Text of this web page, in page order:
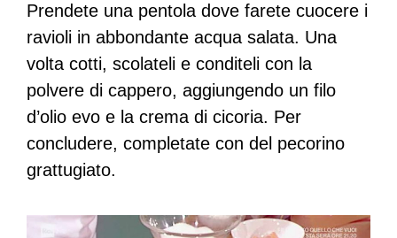
Prendete una pentola dove farete cuocere i
ravioli in abbondante acqua salata. Una
volta cotti, scolateli e conditeli con la
polvere di cappero, aggiungendo un filo
d’olio evo e la crema di cicoria. Per
concludere, completate con del pecorino
grattugiato.